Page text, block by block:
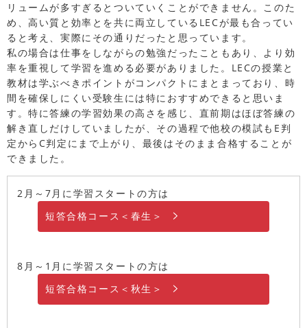
リュームが多すぎるとついていくことができません。このた
め、高い質と効率とを共に両立しているLECが最も合ってい
ると考え、実際にその通りだったと思っています。
私の場合は仕事をしながらの勉強だったこともあり、より効
率を重視して学習を進める必要がありました。LECの授業と
教材は学ぶべきポイントがコンパクトにまとまっており、時
間を確保しにくい受験生には特におすすめできると思いま
す。特に答練の学習効果の高さを感じ、直前期はほぼ答練の
解き直しだけしていましたが、その過程で他校の模試もE判
定からC判定にまで上がり、最後はそのまま合格することが
できました。
2月～7月に学習スタートの方は
短答合格コース＜春生＞
8月～1月に学習スタートの方は
短答合格コース＜秋生＞